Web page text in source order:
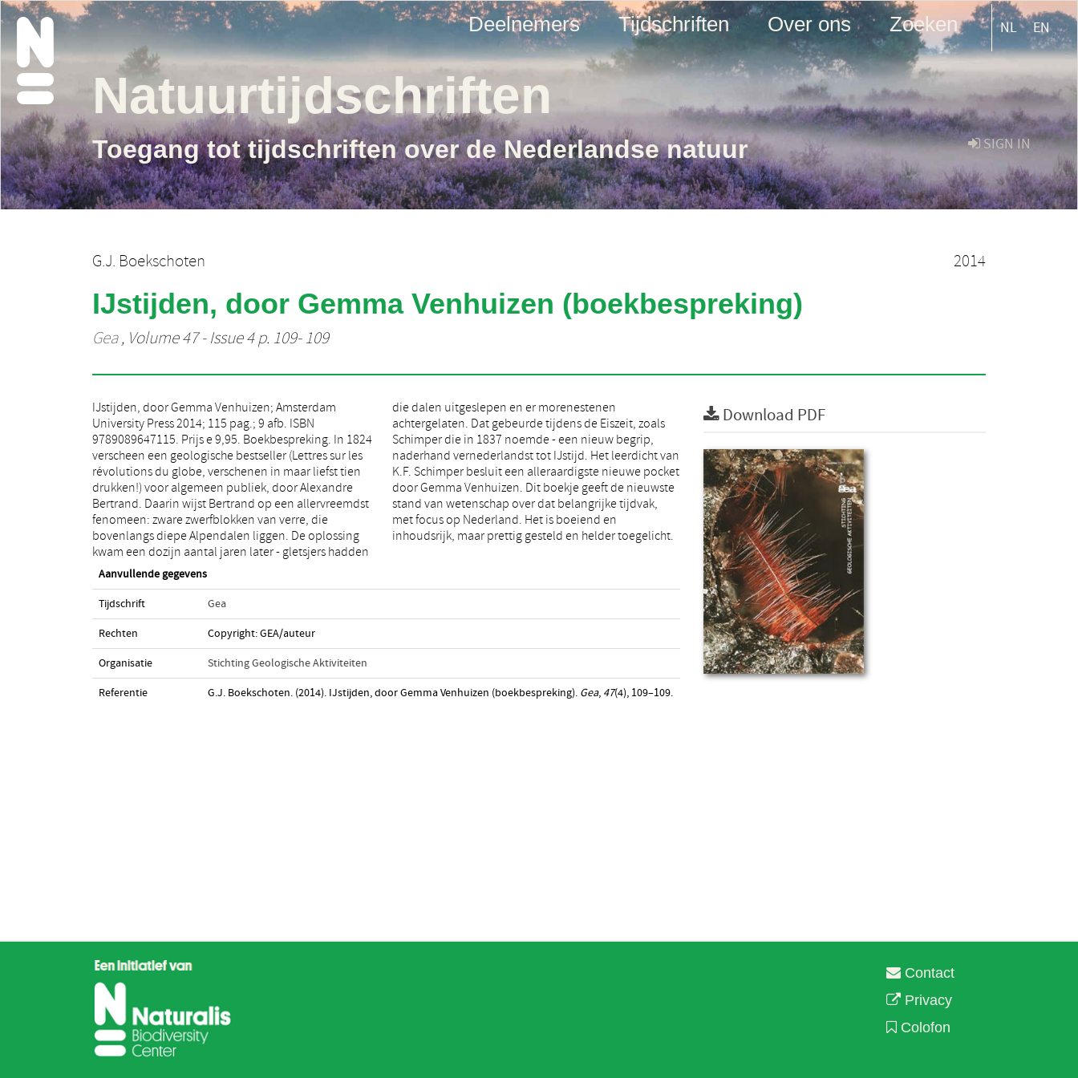
Deelnemers Tijdschriften Over ons Zoeken NL EN
SIGN IN
Natuurtijdschriften
Toegang tot tijdschriften over de Nederlandse natuur
G.J. Boekschoten 2014
IJstijden, door Gemma Venhuizen (boekbespreking)
Gea, Volume 47 - Issue 4 p. 109- 109
IJstijden, door Gemma Venhuizen; Amsterdam
University Press 2014; 115 pag.; 9 afb. ISBN
9789089647115. Prijs e 9,95. Boekbespreking. In 1824
verscheen een geologische bestseller (Lettres sur les
révolutions du globe, verschenen in maar liefst tien
drukken!) voor algemeen publiek, door Alexandre
Bertrand. Daarin wijst Bertrand op een allervreemdst
fenomeen: zware zwerfblokken van verre, die
bovenlangs diepe Alpendalen liggen. De oplossing
kwam een dozijn aantal jaren later - gletsjers hadden
die dalen uitgeslepen en er morenestenen
achtergelaten. Dat gebeurde tijdens de Eiszeit, zoals
Schimper die in 1837 noemde - een nieuw begrip,
naderhand vernederlandst tot IJstijd. Het leerdicht van
K.F. Schimper besluit een alleraardigste nieuwe pocket
door Gemma Venhuizen. Dit boekje geeft de nieuwste
stand van wetenschap over dat belangrijke tijdvak,
met focus op Nederland. Het is boeiend en
inhoudsrijk, maar prettig gesteld en helder toegelicht.
Aanvullende gegevens
Tijdschrift Gea
Rechten Copyright: GEA/auteur
Organisatie Stichting Geologische Aktiviteiten
Referentie G.J. Boekschoten. (2014). IJstijden, door Gemma Venhuizen (boekbespreking). Gea, 47(4), 109–109.
Download PDF
Contact
Privacy
Colofon